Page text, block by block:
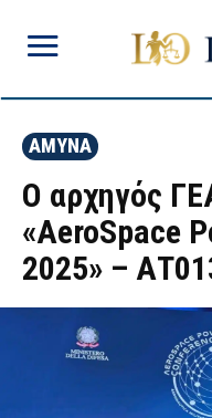
ΑΜΥΝΑ
Ο αρχηγός
«AeroSpace
2025» –